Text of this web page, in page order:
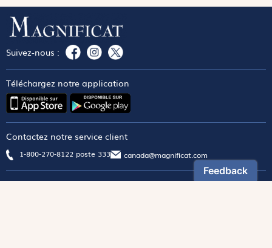
Suivez-nous :
Téléchargez notre application
Contactez notre service client
1-800-270-8122 poste 333 canada@magnificat.com